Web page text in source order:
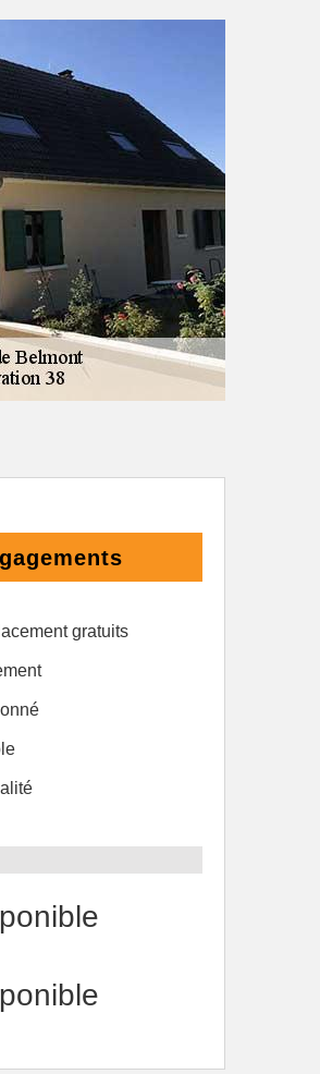
gratuits